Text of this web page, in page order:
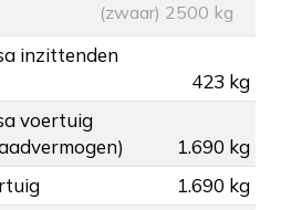
(zwaar) 2500 kg
inzittenden
423 kg
voertuig
1.690 kg
1.690 kg